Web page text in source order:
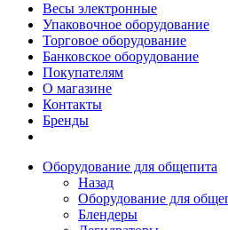
Весы электронные
Упаковочное оборудование
Торговое оборудование
Банковское оборудование
Покупателям
О магазине
Контакты
Бренды
Оборудование для общепита
Назад
Оборудование для
Блендеры